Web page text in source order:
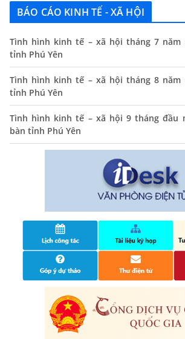
13/06/2024
xã tháng 11/2025
THÔNG BÁO Niêm yết danh mục dịch
toàn trình trên Hệ thống thông tin
14/10/2024
BÁO CÁO KINH TẾ - XÃ HỘI
Tình hình kinh tế – xã hội tháng 7 năm
tỉnh Phú Yên
Tình hình kinh tế – xã hội tháng 8 năm
tỉnh Phú Yên
Tình hình kinh tế – xã hội 9 tháng đầu
bàn tỉnh Phú Yên